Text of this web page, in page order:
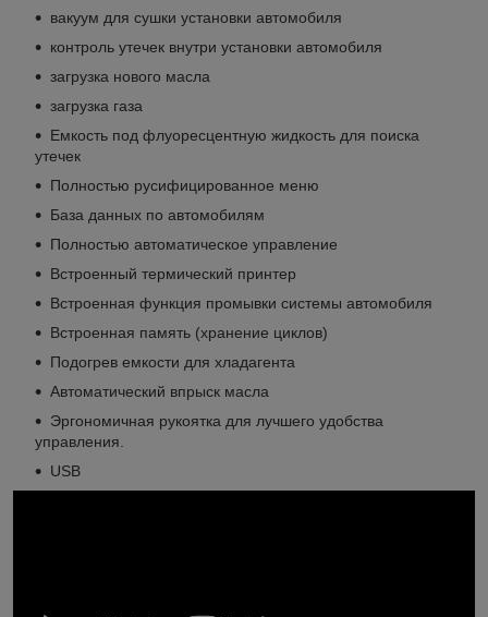
вакуум для сушки установки автомобиля
контроль утечек внутри установки автомобиля
загрузка нового масла
загрузка газа
Емкость под флуоресцентную жидкость для поиска
утечек
Полностью русифицированное меню
База данных по автомобилям
Полностью автоматическое управление
Встроенный термический принтер
Встроенная функция промывки системы автомобиля
Встроенная память (хранение циклов)
Подогрев емкости для хладагента
Автоматический впрыск масла
Эргономичная рукоятка для лучшего удобства
управления.
USB